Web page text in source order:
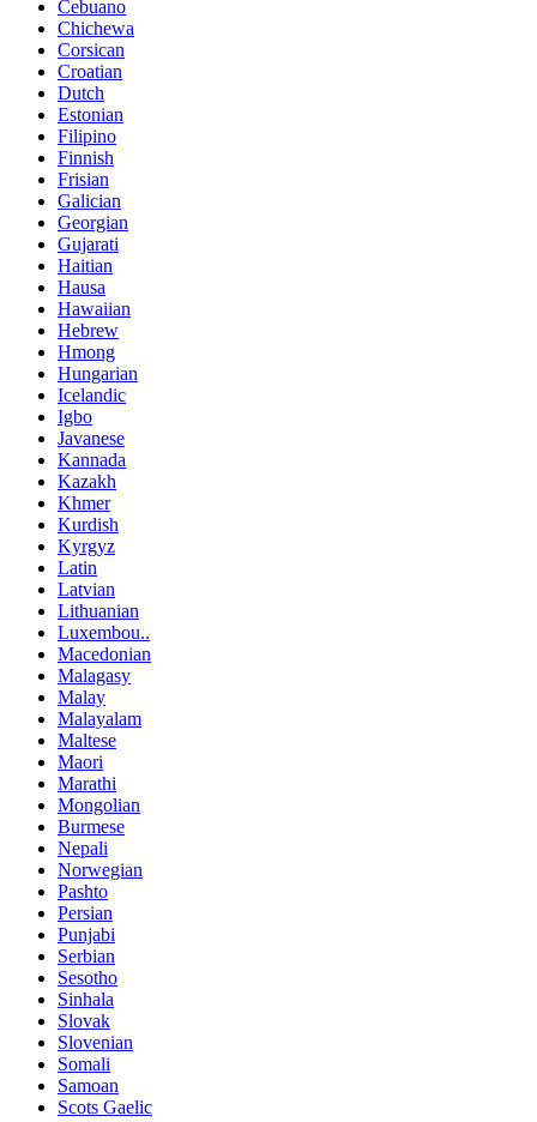
Cebuano
Chichewa
Corsican
Croatian
Dutch
Estonian
Filipino
Finnish
Frisian
Galician
Georgian
Gujarati
Haitian
Hausa
Hawaiian
Hebrew
Hmong
Hungarian
Icelandic
Igbo
Javanese
Kannada
Kazakh
Khmer
Kurdish
Kyrgyz
Latin
Latvian
Lithuanian
Luxembou..
Macedonian
Malagasy
Malay
Malayalam
Maltese
Maori
Marathi
Mongolian
Burmese
Nepali
Norwegian
Pashto
Persian
Punjabi
Serbian
Sesotho
Sinhala
Slovak
Slovenian
Somali
Samoan
Scots Gaelic